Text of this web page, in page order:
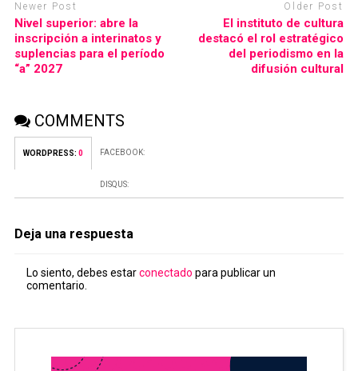
Newer Post
Nivel superior: abre la
inscripción a interinatos y
suplencias para el período
“a” 2027
Older Post
El instituto de cultura
destacó el rol estratégico
del periodismo en la
difusión cultural
COMMENTS
WORDPRESS: 0 FACEBOOK:
DISQUS:
Deja una respuesta
Lo siento, debes estarconectado para publicar un
comentario.